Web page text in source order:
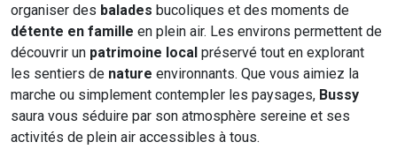
organiser des balades bucoliques et des moments de
détente en famille en plein air. Les environs permettent de
découvrir un patrimoine local préservé tout en explorant
les sentiers de nature environnants. Que vous aimiez la
marche ou simplement contempler les paysages, Bussy
saura vous séduire par son atmosphère sereine et ses
activités de plein air accessibles à tous.